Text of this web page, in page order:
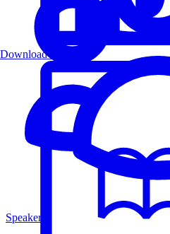
Speakers
Download PDF